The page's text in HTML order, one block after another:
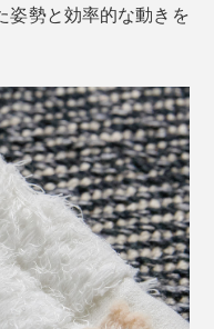
姿勢と効率的な動きを